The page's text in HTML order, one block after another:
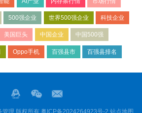
500强企业 世界500强企业 科技企业
美国巨头 中国企业 中国500强
Oppo手机 百强县市 百强县排名
理 版权所有 粤ICP备2024264923号-2 站点地图